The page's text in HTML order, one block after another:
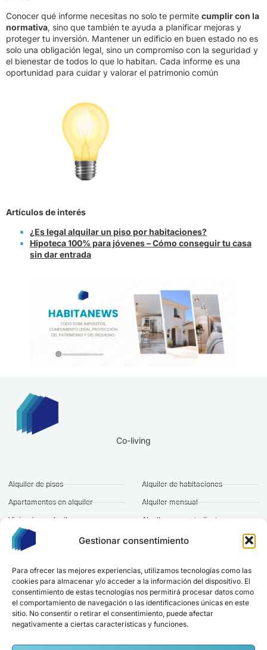
Gestionar consentimiento
Para ofrecer las mejores experiencias, utilizamos tecnologías como las
cookies para almacenar y/o acceder a la información del dispositivo. El
consentimiento de estas tecnologías nos permitirá procesar datos como
el comportamiento de navegación o las identificaciones únicas en este
sitio. No consentir o retirar el consentimiento, puede afectar
negativamente a ciertas características y funciones.
Conocer qué informe necesitas no solo te permite cumplir con la
normativa, sino que también te ayuda a planificar mejoras y
proteger tu inversión. Mantener un edificio en buen estado no es
solo una obligación legal, sino un compromiso con la seguridad y
el bienestar de todos lo que lo habitan. Cada informe es una
oportunidad para cuidar y valorar el patrimonio común
Artículos de interés
¿Es legal alquilar un piso por habitaciones?
Hipoteca 100% para jóvenes – Cómo conseguir tu casa
sin dar entrada
Co-living
Alquiler de pisos
Apartamentos en alquiler
Vivienda en alquiler
Alquiler de casas
Alquiler de habitaciones
Alquiler mensual
Alquiler para estudiantes
Alquiler a largo plazo
Marcando esta casilla aceptas nuestra política de privacidad.
ESTAR AL DÍA
Sede en Madrid
hola@alquilereshabitaciones.com